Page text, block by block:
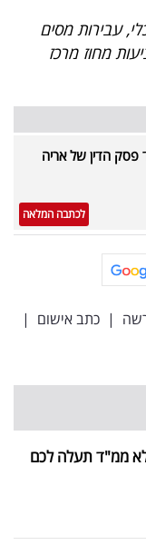
עבירות מסים
מחוז מרכז
פסק הדין של אריה
לכתבה המלאה
| כתב אישום |
ממ"ד תעלה לכם